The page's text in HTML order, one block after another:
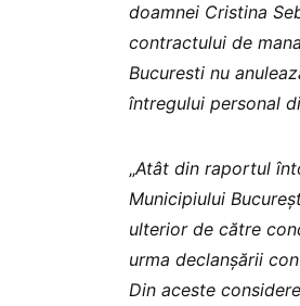
doamnei Cristina
contractului de
Bucuresti nu
întregului personal
„Atât din raportul
Municipiului
ulterior de către
urma declanșării
Din aceste